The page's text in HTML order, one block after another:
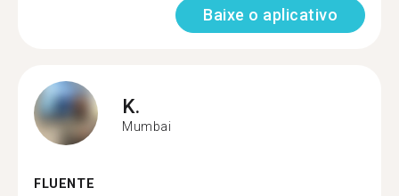
Baixe o aplicativo
K.
Mumbai
FLUENTE